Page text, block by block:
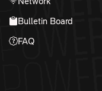
Bulletin Board
FAQ